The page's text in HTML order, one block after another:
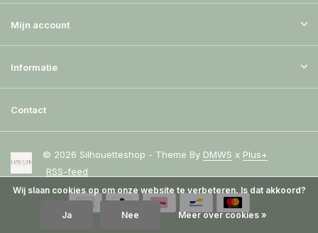
Mijn account
Informatie
Contact
© 2026 Silhouetteshop - Theme By DMWS x Plus+
RSS-feed
Wij slaan cookies op om onze website te verbeteren. Is dat akkoord?
Ja Nee Meer over cookies »